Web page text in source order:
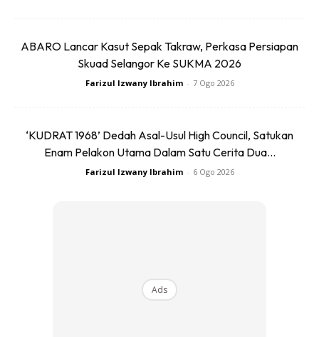
6. Kerap bersembang
ABARO Lancar Kasut Sepak Takraw, Perkasa Persiapan
Skuad Selangor Ke SUKMA 2026
Farizul Izwany Ibrahim - 7 Ogo 2026
‘KUDRAT 1968’ Dedah Asal-Usul High Council, Satukan
Enam Pelakon Utama Dalam Satu Cerita Dua...
Farizul Izwany Ibrahim - 6 Ogo 2026
Ads